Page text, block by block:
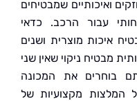
שמבטיחים
הרכב. כדאי
מוצרית ושנים
ניקוי שאין שני
את המכונה
מקצועיות של